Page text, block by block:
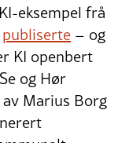
eksempel frå
publiserte – og
KI openbert
og Hør
Marius Borg